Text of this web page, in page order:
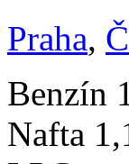
Praha,
Benzín
Nafta